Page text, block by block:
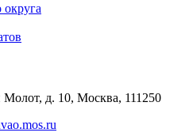
Молот, д. 10, Москва, 111250